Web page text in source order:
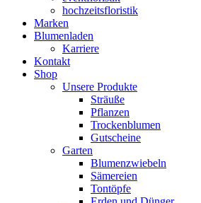
hochzeitsfloristik
Marken
Blumenladen
Karriere
Kontakt
Shop
Unsere Produkte
Sträuße
Pflanzen
Trockenblumen
Gutscheine
Garten
Blumenzwiebeln
Sämereien
Tontöpfe